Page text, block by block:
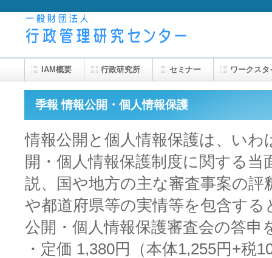
季報 情報公開・個人情報保護
情報公開と個人情報保護は、いわ
開・個人情報保護制度に関する当
説、国や地方の主な審査事案の評
や都道府県等の実情等を包含する
公開・個人情報保護審査会の答申
・定価 1,380円（本体1,255円+
IAM概要 行政研究所 セミナー ワークス